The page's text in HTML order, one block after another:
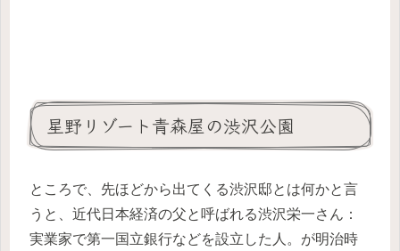
星野リゾート青森屋の渋沢公園
ところで、先ほどから出てくる渋沢邸とは何かと言
うと、近代日本経済の父と呼ばれる渋沢栄一さん：
実業家で第一国立銀行などを設立した人。が明治時